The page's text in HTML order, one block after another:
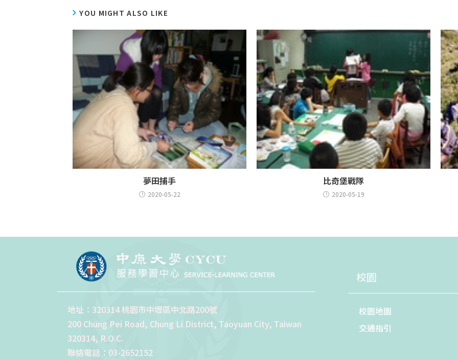
YOU MIGHT ALSO LIKE
夢田捕手
2020-05-22
比奇堡戰隊
2020-05-19
地址：320314 桃園市中壢區中北路200號
200 Chung Pei Road, Chung Li District, Taoyuan City, Taiwan
320314, R.O.C.
聯絡電話：03-2652152
校園
校園地圖
交通指引